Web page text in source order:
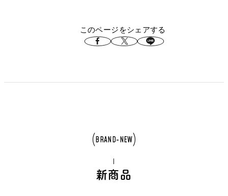
このページをシェアする
BRAND-NEW
新商品